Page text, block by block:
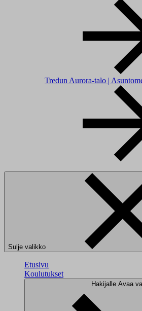
Tredun Aurora-talo |
Sulje valikko
Etusivu
Koulutukset
Hakijalle Avaa